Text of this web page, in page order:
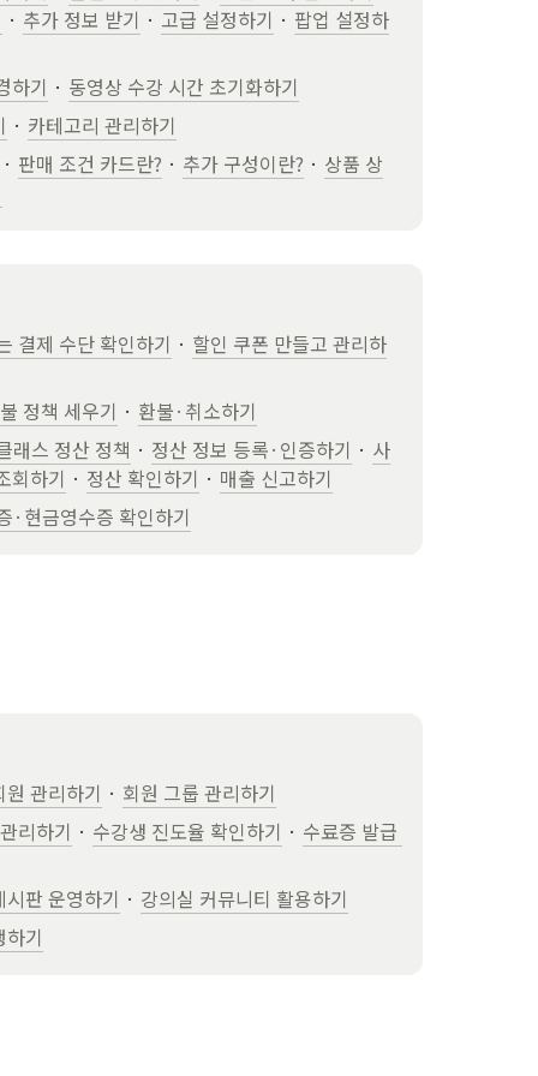
· 추가 정보 받기 · 고급 설정하기 · 팝업 설정하
하기 · 동영상 수강 시간 초기화하기
· 카테고리 관리하기
판매 조건 카드란? · 추가 구성이란? · 상품 상
결제 수단 확인하기 · 할인 쿠폰 만들고 관리하
정책 세우기 · 환불·취소하기
래스 정산 정책 · 정산 정보 등록·인증하기 · 사
회하기 · 정산 확인하기 · 매출 신고하기
·현금영수증 확인하기
관리하기 · 회원 그룹 관리하기
리하기 · 수강생 진도율 확인하기 · 수료증 발급
판 운영하기 · 강의실 커뮤니티 활용하기
기